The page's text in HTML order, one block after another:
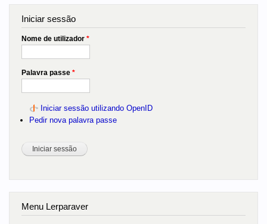
Iniciar sessão
Nome de utilizador *
Palavra passe *
Iniciar sessão utilizando OpenID
Pedir nova palavra passe
Menu Lerparaver